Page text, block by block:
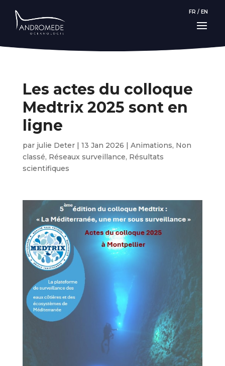
FR / EN
Les actes du colloque
Medtrix 2025 sont en
ligne
par julie Deter| 13 Jan 2026 | Animations, Non
classé, Réseaux surveillance, Résultats
scientifiques